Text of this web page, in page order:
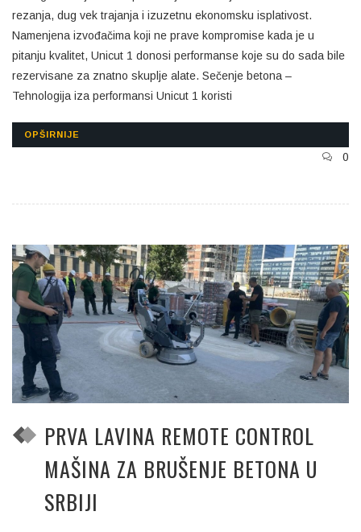
rezanja, dug vek trajanja i izuzetnu ekonomsku isplativost.
Namenjena izvođačima koji ne prave kompromise kada je u
pitanju kvalitet, Unicut 1 donosi performanse koje su do sada bile
rezervisane za znatno skuplje alate. Sečenje betona –
Tehnologija iza performansi Unicut 1 koristi
OPŠIRNIJE
0
PRVA LAVINA REMOTE CONTROL
MAŠINA ZA BRUŠENJE BETONA U
SRBIJI